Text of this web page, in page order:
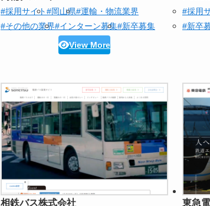
#採用サイト#岡山県#運輸・物流業界
#その他の業界#インターン募集#新卒募集
View More
#採用
#新卒
相鉄バス株式会社 東急